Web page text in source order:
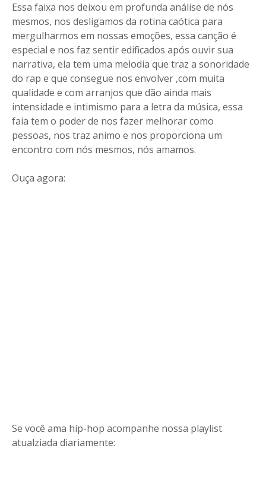
Essa faixa nos deixou em profunda análise de nós
mesmos, nos desligamos da rotina caótica para
mergulharmos em nossas emoções, essa canção é
especial e nos faz sentir edificados após ouvir sua
narrativa, ela tem uma melodia que traz a sonoridade
do rap e que consegue nos envolver ,com muita
qualidade e com arranjos que dão ainda mais
intensidade e intimismo para a letra da música, essa
faia tem o poder de nos fazer melhorar como
pessoas, nos traz animo e nos proporciona um
encontro com nós mesmos, nós amamos.
Ouça agora:
Se você ama hip-hop acompanhe nossa playlist
atualziada diariamente: